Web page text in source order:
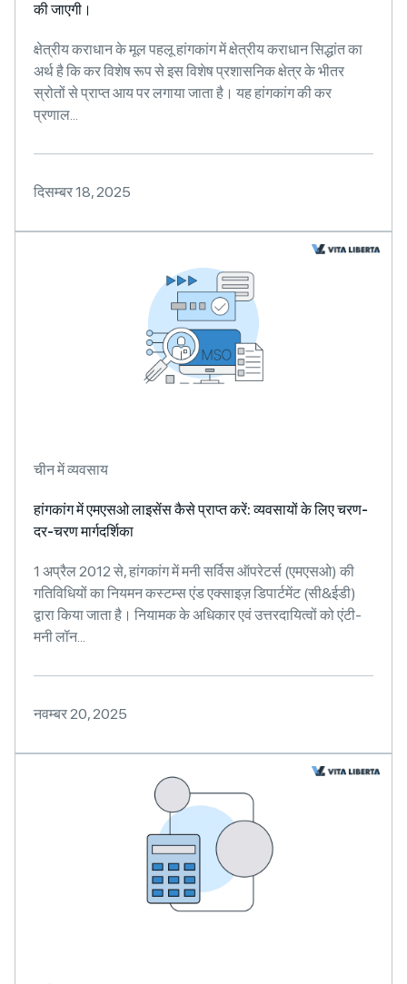
की जाएगी।
क्षेत्रीय कराधान के मूल पहलू हांगकांग में क्षेत्रीय कराधान सिद्धांत का
अर्थ है कि कर विशेष रूप से इस विशेष प्रशासनिक क्षेत्र के भीतर
स्रोतों से प्राप्त आय पर लगाया जाता है। यह हांगकांग की कर
प्रणाल...
दिसम्बर 18, 2025
चीन में व्यवसाय
हांगकांग में एमएसओ लाइसेंस कैसे प्राप्त करें: व्यवसायों के लिए चरण-
दर-चरण मार्गदर्शिका
1 अप्रैल 2012 से, हांगकांग में मनी सर्विस ऑपरेटर्स (एमएसओ) की
गतिविधियों का नियमन कस्टम्स एंड एक्साइज़ डिपार्टमेंट (सी&ईडी)
द्वारा किया जाता है। नियामक के अधिकार एवं उत्तरदायित्वों को एंटी-
मनी लॉन...
नवम्बर 20, 2025